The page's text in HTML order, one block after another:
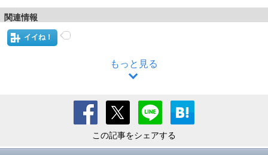
関連情報
イイね！
もっと見る
この記事をシェアする